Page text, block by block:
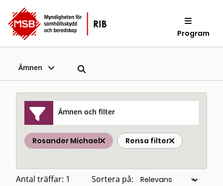
Program
Ämnen
Ämnen och filter
Rosander Michael Rensa filter
Antal träffar: 1 Sortera på: